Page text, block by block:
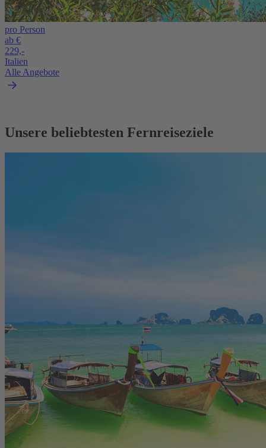
pro Person
ab €
229,-
Italien
Alle Angebote
Unsere beliebtesten Fernreiseziele